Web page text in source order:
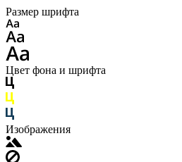
Размер шрифта
Цвет фона и шрифта
Изображения